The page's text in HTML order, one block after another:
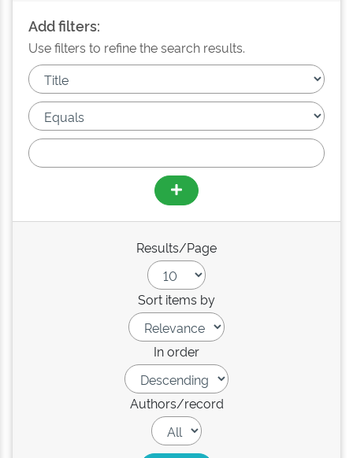
Add filters:
Use filters to refine the search results.
Results/Page
Sort items by
In order
Authors/record